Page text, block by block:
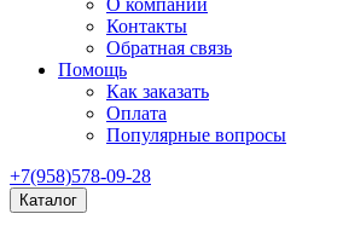
О компании
Контакты
Обратная связь
Помощь
Как заказать
Оплата
Популярные вопросы
+7(958)578-09-28
Каталог